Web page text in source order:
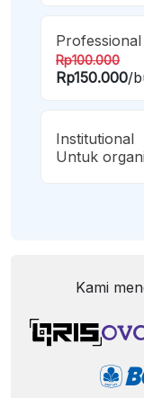
Professional
Rp100.000
Rp150.000/
Institutional
Untuk
Kami